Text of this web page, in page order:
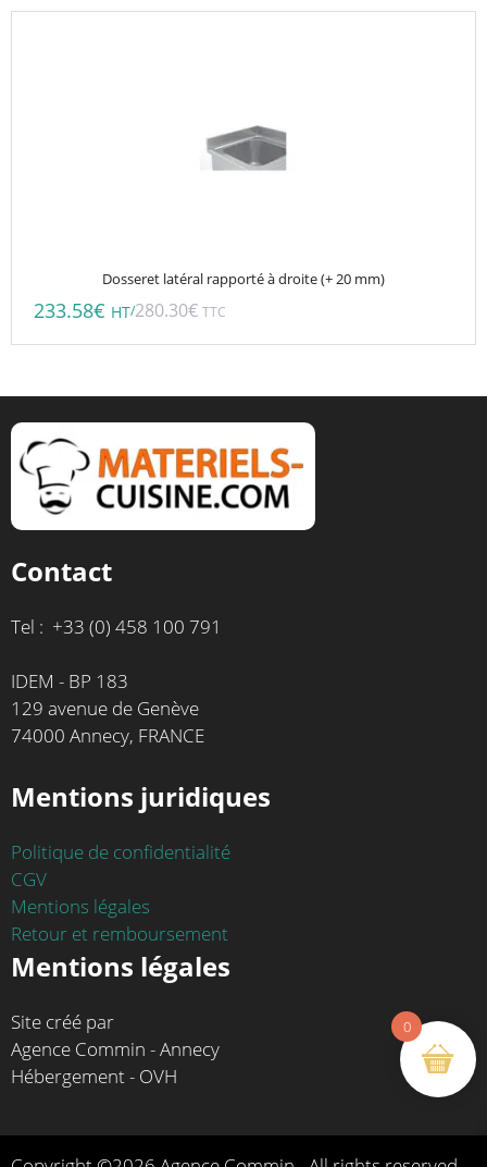
Dosseret latéral rapporté à droite (+ 20 mm)
233.58€ HT/280.30€ TTC
Contact
Tel : +33 (0) 458 100 791
IDEM - BP 183
129 avenue de Genève
74000 Annecy, FRANCE
Mentions juridiques
Politique de confidentialité
CGV
Mentions légales
Retour et remboursement
Mentions légales
Site créé par
Agence Commin - Annecy
Hébergement - OVH
0